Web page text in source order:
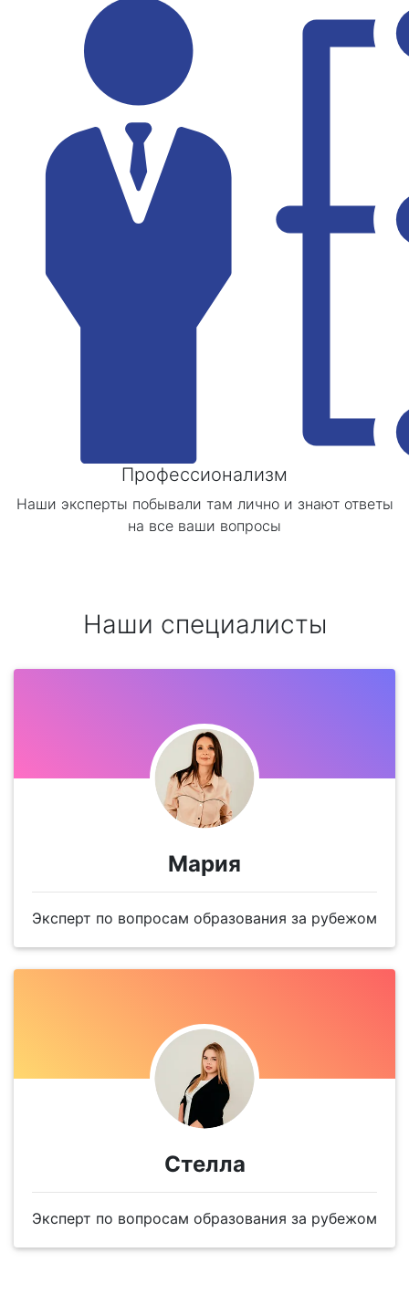
Профессионализм
Наши эксперты побывали там лично и знают ответы
на все ваши вопросы
Наши специалисты
Мария
Эксперт по вопросам образования за рубежом
Стелла
Эксперт по вопросам образования за рубежом